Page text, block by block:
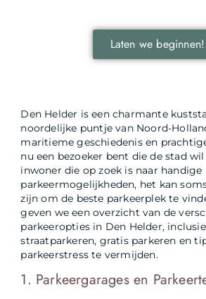
Den Helder is een charmante
noordelijke puntje van Noord-
maritieme geschiedenis en
nu een bezoeker bent die de stad
inwoner die op zoek is naar handige
parkeermogelijkheden, het kan
zijn om de beste parkeerplek te
geven we een overzicht van de
parkeeropties in Den Helder,
straatparkeren, gratis parkeren en
parkeerstress te vermijden.
1. Parkeergarages en
Laten we beginnen!